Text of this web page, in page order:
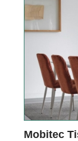
Mobitec